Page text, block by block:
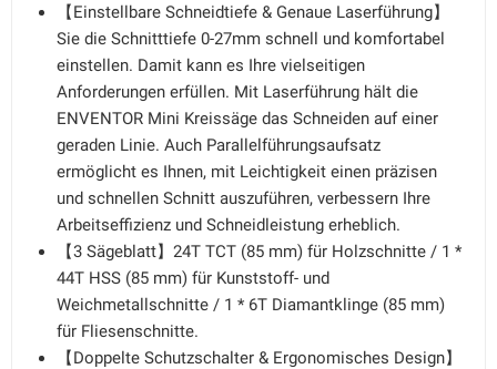
【Einstellbare Schneidtiefe & Genaue Laserführung】
Sie die Schnitttiefe 0-27mm schnell und komfortabel
einstellen. Damit kann es Ihre vielseitigen
Anforderungen erfüllen. Mit Laserführung hält die
ENVENTOR Mini Kreissäge das Schneiden auf einer
geraden Linie. Auch Parallelführungsaufsatz
ermöglicht es Ihnen, mit Leichtigkeit einen präzisen
und schnellen Schnitt auszuführen, verbessern Ihre
Arbeitseffizienz und Schneidleistung erheblich.
【3 Sägeblatt】24T TCT (85 mm) für Holzschnitte / 1 *
44T HSS (85 mm) für Kunststoff- und
Weichmetallschnitte / 1 * 6T Diamantklinge (85 mm)
für Fliesenschnitte.
【Doppelte Schutzschalter & Ergonomisches Design】